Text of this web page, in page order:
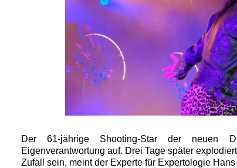
Der 61-jährige Shooting-Star der neuen
Eigenverantwortung auf. Drei Tage später
Zufall sein, meint der Experte für Expertologie